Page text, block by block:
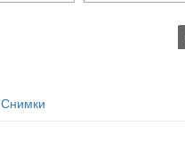
Снимки